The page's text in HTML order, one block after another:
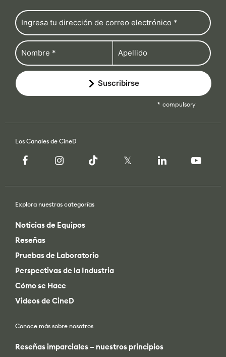
compulsory
Explora nuestras categorías
Noticias de Equipos
Reseñas
Conoce más sobre nosotros
About Us